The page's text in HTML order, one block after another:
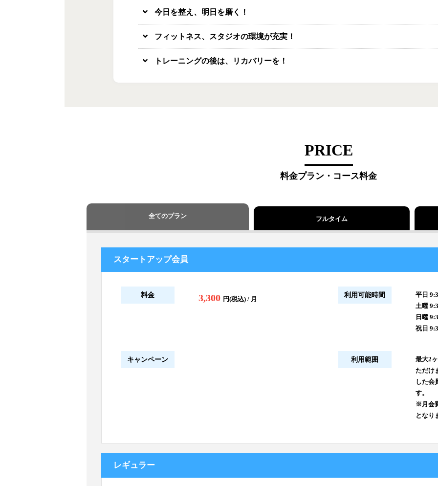
今日を整え、明日を磨く！
フィットネス、スタジオの環境が充実！
トレーニングの後は、リカバリーを！
PRICE
料金プラン・コース料金
全てのプラン フルタイム
スタートアップ会員
料金 3,300 円(税込) / 月
利用可能時間
平日
土曜
日曜
祝日
キャンペーン 利用範囲
最大2
ただけ
した会
す。
※月会
となり
レギュラー